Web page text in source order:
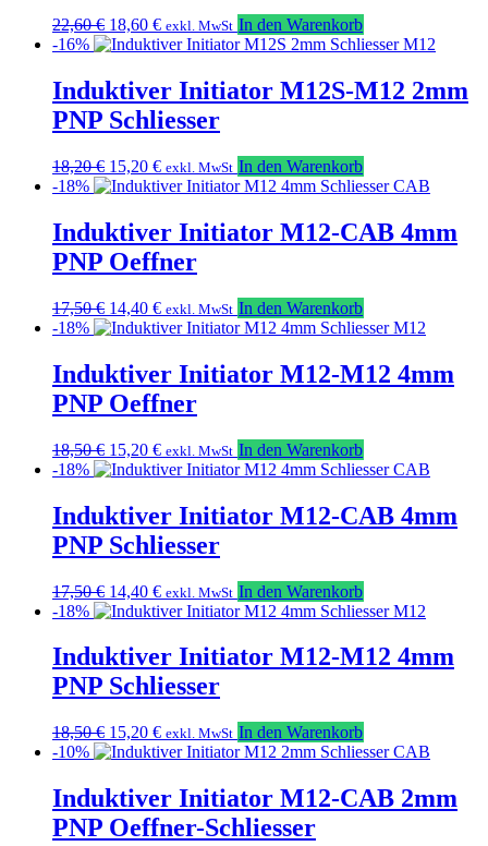
22,60€ Ursprünglicher
Preis
22,60 €
18,60 €Aktueller
Preis
18,60 €.
exkl. MwSt In den Warenkorb
-16%
Induktiver Initiator M12S-M12 2mm
PNP Schliesser
18,20€ Ursprünglicher
Preis
18,20 €
15,20 €Aktueller
Preis
15,20 €.
exkl. MwSt In den Warenkorb
-18%
Induktiver Initiator M12-CAB 4mm
PNP Oeffner
17,50€ Ursprünglicher
Preis
17,50 €
14,40 €Aktueller
Preis
14,40 €.
exkl. MwSt In den Warenkorb
-18%
Induktiver Initiator M12-M12 4mm
PNP Oeffner
18,50€ Ursprünglicher
Preis
18,50 €
15,20 €Aktueller
Preis
15,20 €.
exkl. MwSt In den Warenkorb
-18%
Induktiver Initiator M12-CAB 4mm
PNP Schliesser
17,50€ Ursprünglicher
Preis
17,50 €
14,40 €Aktueller
Preis
14,40 €.
exkl. MwSt In den Warenkorb
-18%
Induktiver Initiator M12-M12 4mm
PNP Schliesser
18,50€ Ursprünglicher
Preis
18,50 €
15,20 €Aktueller
Preis
15,20 €.
exkl. MwSt In den Warenkorb
-10%
Induktiver Initiator M12-CAB 2mm
PNP Oeffner-Schliesser